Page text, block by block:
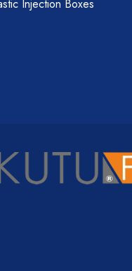
Injection Boxes